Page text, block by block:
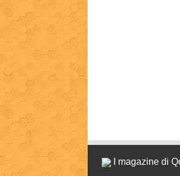
I magazine di